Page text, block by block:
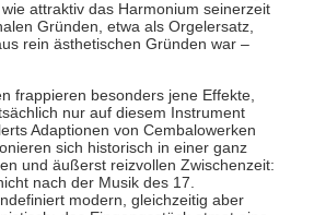
attraktiv das Harmonium seinerzeit
Gründen, etwa als Orgelersatz,
rein ästhetischen Gründen war –
frappieren besonders jene Effekte,
nur auf diesem Instrument
Adaptionen von Cembalowerken
sich historisch in einer ganz
und äußerst reizvollen Zwischenzeit:
nach der Musik des 17.
modern, gleichzeitig aber